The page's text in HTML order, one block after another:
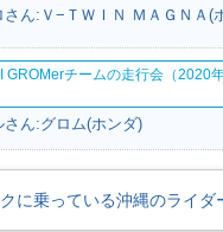
さん:Ｖ−ＴＷＩＮ ＭＡＧＮＡ(
GROMerチームの走行会（2020
さん:グロム(ホンダ)
に乗っている沖縄のライダ